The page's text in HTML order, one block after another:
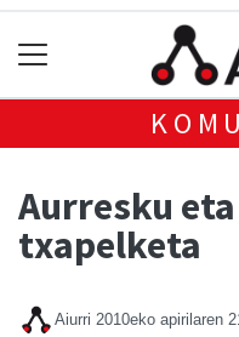
Aurresku
txapelketa
Aiurri 2010eko apirilaren